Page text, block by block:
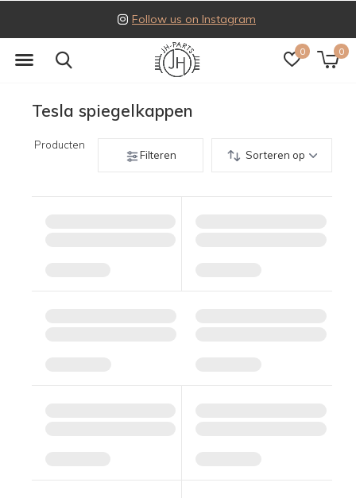
0 0
Follow us on Instagram
Tesla spiegelkappen
Producten
Filteren
Sorteren op